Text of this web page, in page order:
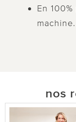
En
machine.
nos